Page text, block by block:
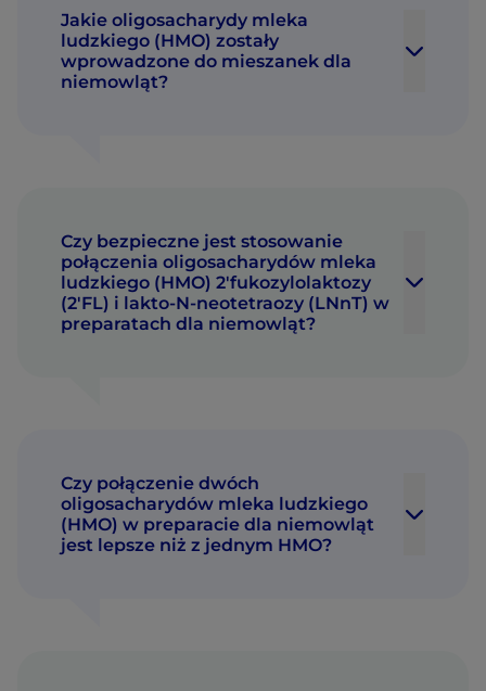
Jakie oligosacharydy mleka
ludzkiego (HMO) zostały
wprowadzone do mieszanek dla
niemowląt?
Czy bezpieczne jest stosowanie
połączenia oligosacharydów mleka
ludzkiego (HMO) 2'fukozylolaktozy
(2'FL) i lakto-N-neotetraozy (LNnT) w
preparatach dla niemowląt?
Czy połączenie dwóch
oligosacharydów mleka ludzkiego
(HMO) w preparacie dla niemowląt
jest lepsze niż z jednym HMO?